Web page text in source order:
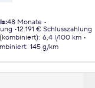
:48 Monate
12.191 € Schlusszahlung
: 6,4 l/100 km
: 145 g/km